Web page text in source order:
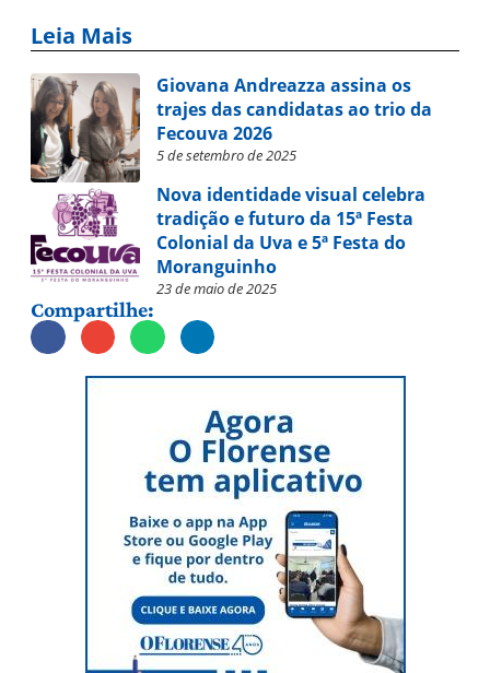
Leia Mais
Giovana Andreazza assina os
trajes das candidatas ao trio da
Fecouva 2026
5 de setembro de 2025
Nova identidade visual celebra
tradição e futuro da 15ª Festa
Colonial da Uva e 5ª Festa do
Moranguinho
23 de maio de 2025
Compartilhe: